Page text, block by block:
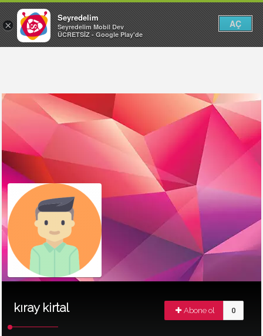
kıray kirtal Abone ol 0
×
Seyredelim
Seyredelim Mobil Dev
ÜCRETSİZ - Google Play'de
AÇ